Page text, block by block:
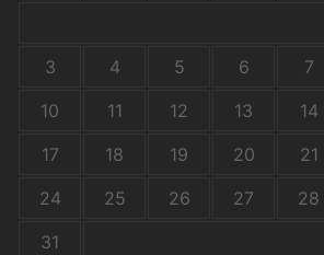
3
4 5 6 7
10
11 12 13 14
17
18 19 20 21
24
25 26 27 28
31